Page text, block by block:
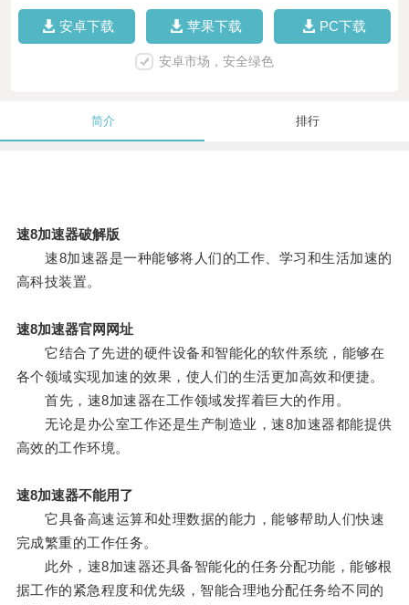
安卓下载 苹果下载 PC下载
安卓市场，安全绿色
简介 排行
速8加速器破解版
速8加速器是一种能够将人们的工作、学习和生活加速的
高科技装置。
速8加速器官网网址
它结合了先进的硬件设备和智能化的软件系统，能够在
各个领域实现加速的效果，使人们的生活更加高效和便捷。
首先，速8加速器在工作领域发挥着巨大的作用。
无论是办公室工作还是生产制造业，速8加速器都能提供
高效的工作环境。
速8加速器不能用了
它具备高速运算和处理数据的能力，能够帮助人们快速
完成繁重的工作任务。
此外，速8加速器还具备智能化的任务分配功能，能够根
据工作的紧急程度和优先级，智能合理地分配任务给不同的